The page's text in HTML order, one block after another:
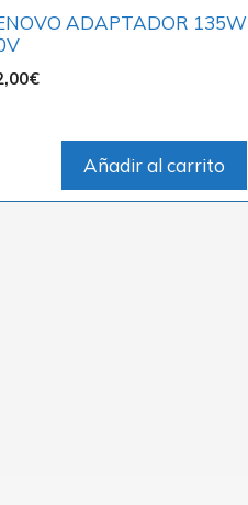
ADAPTADOR 135W
€
Añadir al carrito